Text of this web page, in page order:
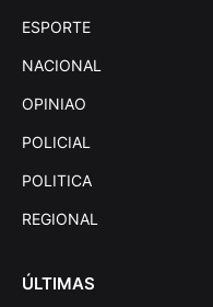
ESPORTE
NACIONAL
OPINIAO
POLICIAL
POLITICA
REGIONAL
ÚLTIMAS